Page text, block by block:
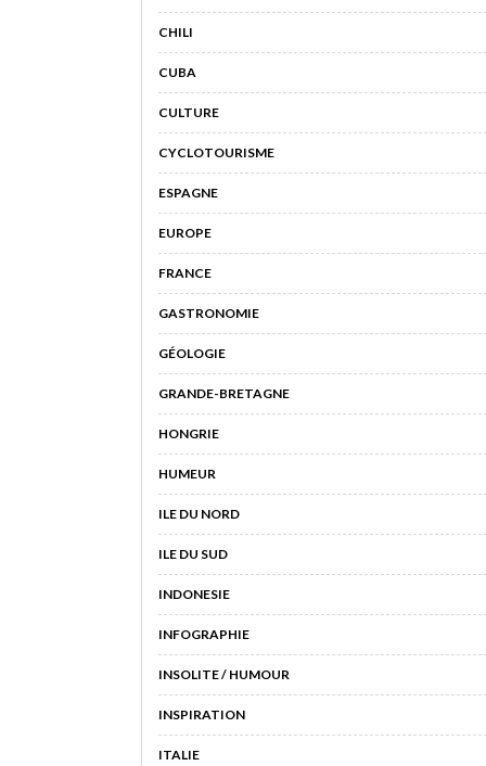
CHILI
CUBA
CULTURE
CYCLOTOURISME
ESPAGNE
EUROPE
FRANCE
GASTRONOMIE
GÉOLOGIE
GRANDE-BRETAGNE
HONGRIE
HUMEUR
ILE DU NORD
ILE DU SUD
INDONESIE
INFOGRAPHIE
INSOLITE / HUMOUR
INSPIRATION
ITALIE